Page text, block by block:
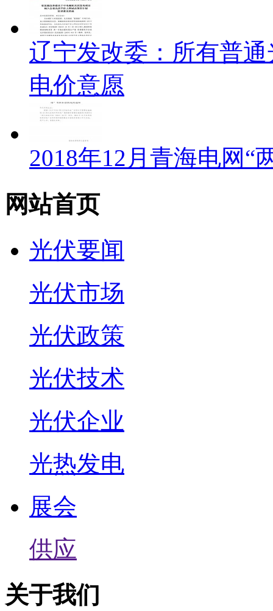
辽宁发改委：所有普
电价意愿
2018年12月青海电网“
网站首页
光伏要闻
光伏市场
光伏政策
光伏技术
光伏企业
光热发电
展会
供应
关于我们